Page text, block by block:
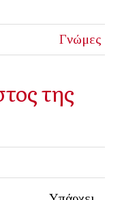
Γνώμες
της